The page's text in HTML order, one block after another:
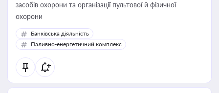
засобів охорони та організації пультової й фізичної
охорони
Банківська діяльність
Паливно-енергетичний комплекс